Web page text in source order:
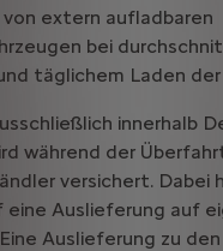
extern aufladbaren
bei
täglichem Laden
innerhalb
während der
versichert. Dabei
eine Auslieferung auf
Auslieferung zu